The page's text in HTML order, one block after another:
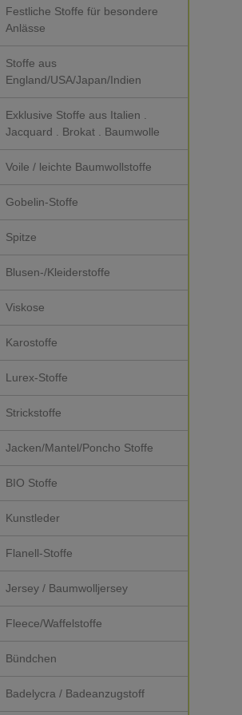
Festliche Stoffe für besondere
Anlässe
Stoffe aus
England/USA/Japan/Indien
Exklusive Stoffe aus Italien .
Jacquard . Brokat . Baumwolle
Voile / leichte Baumwollstoffe
Gobelin-Stoffe
Spitze
Blusen-/Kleiderstoffe
Viskose
Karostoffe
Lurex-Stoffe
Strickstoffe
Jacken/Mantel/Poncho Stoffe
BIO Stoffe
Kunstleder
Flanell-Stoffe
Jersey / Baumwolljersey
Fleece/Waffelstoffe
Bündchen
Badelycra / Badeanzugstoff